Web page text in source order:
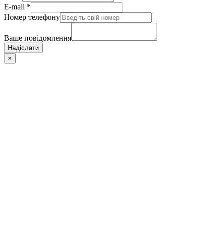
E-mail *
Номер телефону
Ваше повідомлення
Надіслати
×